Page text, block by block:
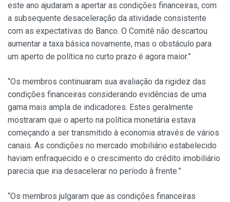
este ano ajudaram a apertar as condições financeiras, com
a subsequente desaceleração da atividade consistente
com as expectativas do Banco. O Comitê não descartou
aumentar a taxa básica novamente, mas o obstáculo para
um aperto de política no curto prazo é agora maior.”
“Os membros continuaram sua avaliação da rigidez das
condições financeiras considerando evidências de uma
gama mais ampla de indicadores. Estes geralmente
mostraram que o aperto na política monetária estava
começando a ser transmitido à economia através de vários
canais. As condições no mercado imobiliário estabelecido
haviam enfraquecido e o crescimento do crédito imobiliário
parecia que iria desacelerar no período à frente.”
“Os membros julgaram que as condições financeiras